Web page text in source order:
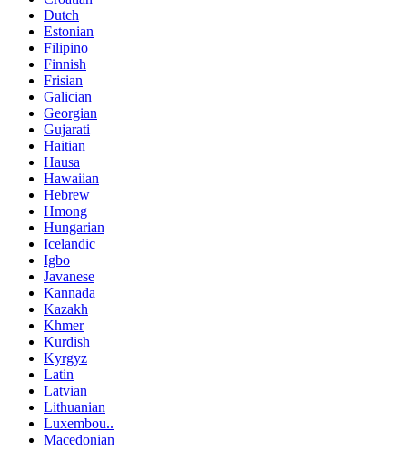
Dutch
Estonian
Filipino
Finnish
Frisian
Galician
Georgian
Gujarati
Haitian
Hausa
Hawaiian
Hebrew
Hmong
Hungarian
Icelandic
Igbo
Javanese
Kannada
Kazakh
Khmer
Kurdish
Kyrgyz
Latin
Latvian
Lithuanian
Luxembou..
Macedonian